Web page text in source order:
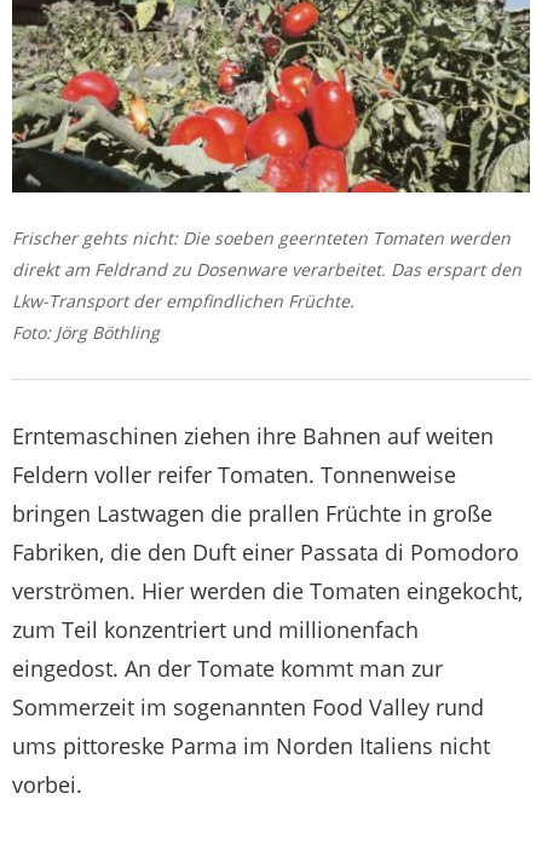
Frischer gehts nicht: Die soeben geernteten Tomaten werden
direkt am Feldrand zu Dosenware verarbeitet. Das erspart den
Lkw-Transport der empfindlichen Früchte.
Foto: Jörg Böthling
Erntemaschinen ziehen ihre Bahnen auf weiten
Feldern voller reifer Tomaten. Tonnenweise
bringen Lastwagen die prallen Früchte in große
Fabriken, die den Duft einer Passata di Pomodoro
verströmen. Hier werden die Tomaten eingekocht,
zum Teil konzentriert und millionenfach
eingedost. An der Tomate kommt man zur
Sommerzeit im sogenannten Food Valley rund
ums pittoreske Parma im Norden Italiens nicht
vorbei.